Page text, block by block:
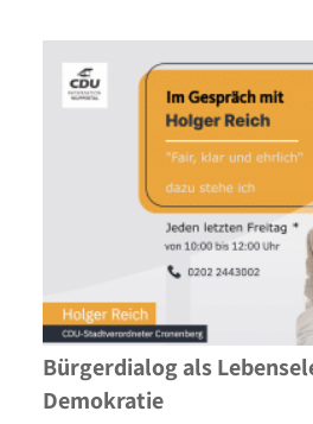
Bürgerdialog als
Demokratie